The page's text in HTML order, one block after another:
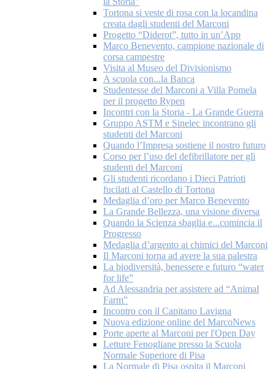
Tortona si veste di rosa con la locandina
creata dagli studenti del Marconi
Progetto “Diderot”, tutto in un’App
Marco Benevento, campione nazionale di
corsa campestre
Visita al Museo del Divisionismo
A scuola con...la Banca
Studentesse del Marconi a Villa Pomela
per il progetto Rypen
Incontri con la Storia - La Grande Guerra
Gruppo ASTM e Sinelec incontrano gli
studenti del Marconi
Quando l’Impresa sostiene il nostro futuro
Corso per l’uso del defibrillatore per gli
studenti del Marconi
Gli studenti ricordano i Dieci Patrioti
fucilati al Castello di Tortona
Medaglia d’oro per Marco Benevento
La Grande Bellezza, una visione diversa
Quando la Scienza sbaglia e...comincia il
Progresso
Medaglia d’argento ai chimici del Marconi
Il Marconi torna ad avere la sua palestra
La biodiversità, benessere e futuro “water
for life”
Ad Alessandria per assistere ad “Animal
Farm”
Incontro con il Capitano Lavigna
Nuova edizione online del MarcoNews
Porte aperte al Marconi per l'Open Day
Letture Fenogliane presso la Scuola
Normale Superiore di Pisa
La Normale di Pisa ospita il Marconi